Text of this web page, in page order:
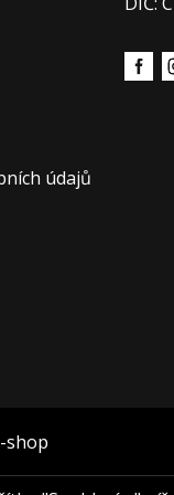
údajů
shop